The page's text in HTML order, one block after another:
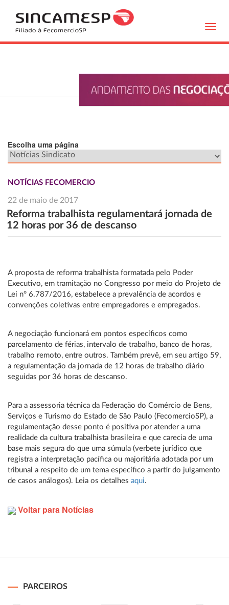
Escolha uma página
NOTÍCIAS FECOMERCIO
22 de maio de 2017
Reforma trabalhista regulamentará jornada de
12 horas por 36 de descanso
A proposta de reforma trabalhista formatada pelo Poder
Executivo, em tramitação no Congresso por meio do Projeto de
Lei n° 6.787/2016, estabelece a prevalência de acordos e
convenções coletivas entre empregadores e empregados.
A negociação funcionará em pontos específicos como
parcelamento de férias, intervalo de trabalho, banco de horas,
trabalho remoto, entre outros. Também prevê, em seu artigo 59,
a regulamentação da jornada de 12 horas de trabalho diário
seguidas por 36 horas de descanso.
Para a assessoria técnica da Federação do Comércio de Bens,
Serviços e Turismo do Estado de São Paulo (FecomercioSP), a
regulamentação desse ponto é positiva por atender a uma
realidade da cultura trabalhista brasileira e que carecia de uma
base mais segura do que uma súmula (verbete jurídico que
registra a interpretação pacífica ou majoritária adotada por um
tribunal a respeito de um tema específico a partir do julgamento
de casos análogos). Leia os detalhes aqui.
Voltar para Notícias
PARCEIROS